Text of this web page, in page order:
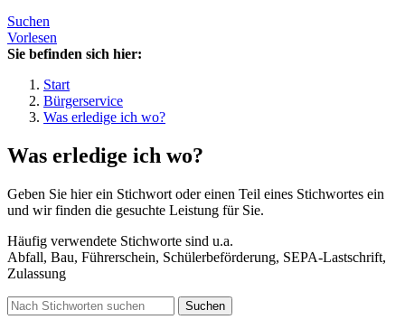
Suchen
Vorlesen
Sie befinden sich hier:
Start
Bürgerservice
Was erledige ich wo?
Was erledige ich wo?
Geben Sie hier ein Stichwort oder einen Teil eines Stichwortes ein
und wir finden die gesuchte Leistung für Sie.
Häufig verwendete Stichworte sind u.a.
Abfall, Bau, Führerschein, Schülerbeförderung, SEPA-Lastschrift,
Zulassung
Suchen